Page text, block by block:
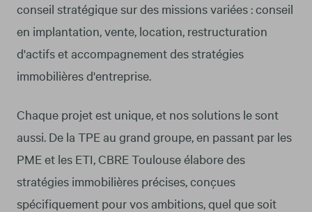
conseil stratégique sur des missions variées : conseil
en implantation, vente, location, restructuration
d'actifs et accompagnement des stratégies
immobilières d'entreprise.
Chaque projet est unique, et nos solutions le sont
aussi. De la TPE au grand groupe, en passant par les
PME et les ETI, CBRE Toulouse élabore des
stratégies immobilières précises, conçues
spécifiquement pour vos ambitions, quel que soit